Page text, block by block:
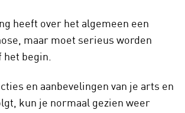
heeft over het algemeen een
maar moet serieus worden
het begin.
en aanbevelingen van je arts en
kun je normaal gezien weer